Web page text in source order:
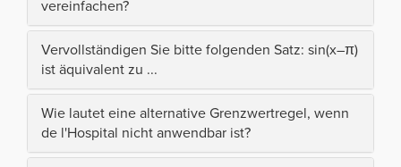
vereinfachen?
Vervollständigen Sie bitte folgenden Satz: sin(x–π)
ist äquivalent zu ...
Wie lautet eine alternative Grenzwertregel, wenn
de l'Hospital nicht anwendbar ist?